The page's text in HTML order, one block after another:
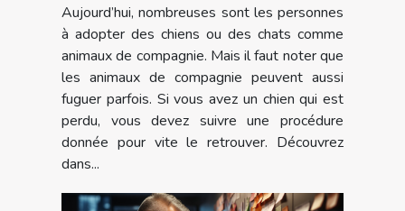
Aujourd’hui, nombreuses sont les personnes
à adopter des chiens ou des chats comme
animaux de compagnie. Mais il faut noter que
les animaux de compagnie peuvent aussi
fuguer parfois. Si vous avez un chien qui est
perdu, vous devez suivre une procédure
donnée pour vite le retrouver. Découvrez
dans...